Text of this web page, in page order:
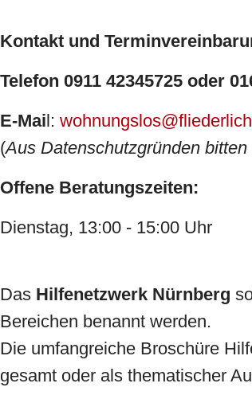
Kontakt und
Telefon 0911 42345725 oder
E-Mail:
(Aus Datenschutzgründen
Offene Beratungszeiten:
Dienstag, 13:00 - 15:00 Uhr
Das Hilfenetzwerk Nürnberg
Bereichen benannt werden.
Die umfangreiche Broschüre
gesamt oder als thematischer